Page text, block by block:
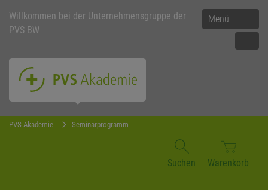
Menü
Willkommen bei der Unternehmensgruppe der
PVS BW
PVS Akademie Seminarprogramm
Suchen Warenkorb